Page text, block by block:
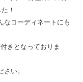
！
なコーディネートにも
きとなっておりま
い。